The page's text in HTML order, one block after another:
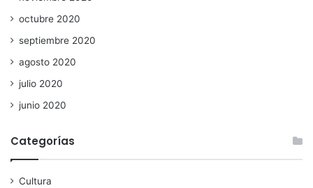
octubre 2020
septiembre 2020
agosto 2020
julio 2020
junio 2020
Categorías
Cultura